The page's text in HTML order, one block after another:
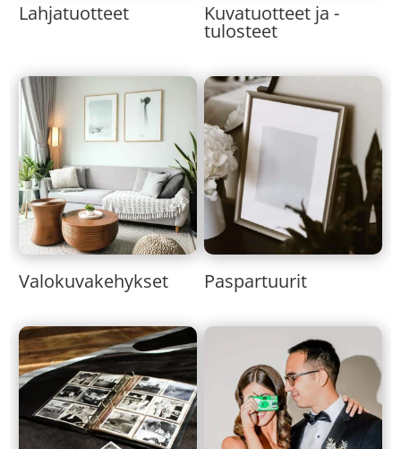
Lahjatuotteet Kuvatuotteet ja -
tulosteet
Valokuvakehykset Paspartuurit